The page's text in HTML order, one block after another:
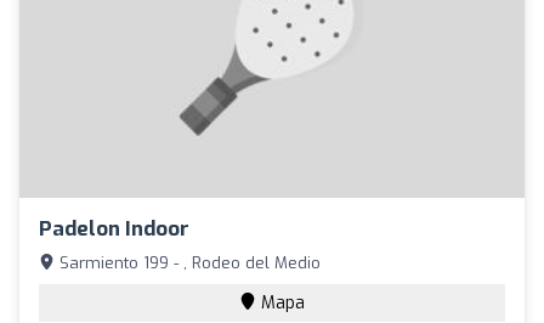
Padelon Indoor
Sarmiento 199 - , Rodeo del Medio
Mapa